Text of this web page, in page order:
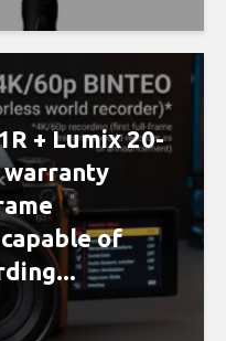
+ Lumix 20-
warranty
of